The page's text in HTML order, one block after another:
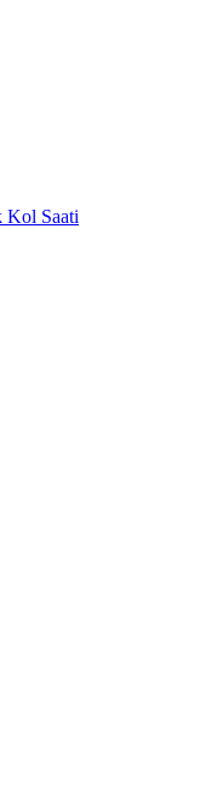
Kol Saati